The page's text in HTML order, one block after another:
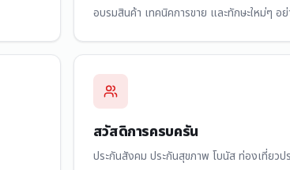
อบรมสินค้า เทคนิคการขาย และทักษะใหม่ๆ อ
สวัสดิการครบครัน
ประกันสังคม ประกันสุขภาพ โบนัส ท่องเที่ยวป